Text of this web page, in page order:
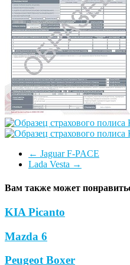
← Jaguar F-PACE
Lada Vesta →
Вам также может
KIA Picanto
Mazda 6
Peugeot Boxer